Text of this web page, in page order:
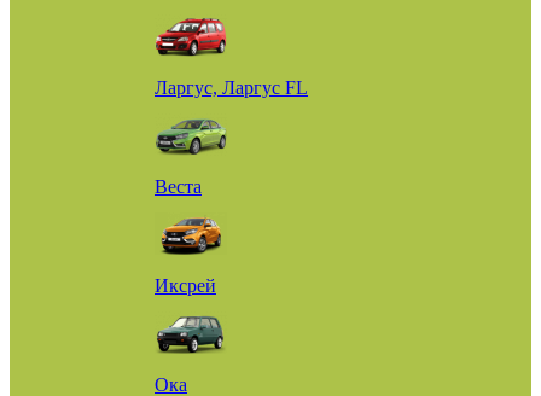
Ларгус, Ларгус FL
Веста
Иксрей
Ока